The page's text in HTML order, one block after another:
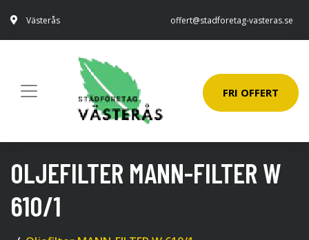
Västerås offert@stadforetag-vasteras.se
FRI OFFERT
OLJEFILTER MANN-FILTER W
610/1